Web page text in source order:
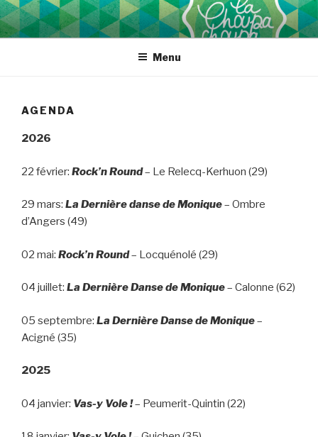
Aller
au
contenu
Menu
AGENDA
2026
22 février: Rock’n Round– Le Relecq-Kerhuon (29)
29 mars: La Dernière danse de Monique– Ombre
d’Angers (49)
02 mai: Rock’n Round– Locquénolé (29)
04 juillet: La Dernière Danse de Monique– Calonne (62)
05 septembre: La Dernière Danse de Monique–
Acigné (35)
2025
04 janvier: Vas-y Vole !– Peumerit-Quintin (22)